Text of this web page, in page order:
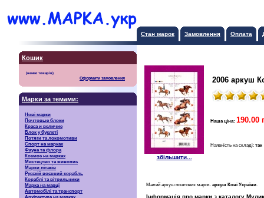
Стан марок Замовлення Оплата
Кошик
Оформити замовлення
Марки за темами:
Нові марки
Почтовые блоки
Краса и величие
Блок у буклеті
Потяги та локомотиви
Спорт на марках
Фауна та флора
Космос на марках
Мистецтво та живопис
Марки літаків
Русскiй воєнний корабль
Кораблі та вітрильники
Марка на марці
Автомобілі та транспорт
Архітектура на марках
збільшити...
2006 аркуш
Наша ціна: 190.00
Наявність на складі: так
Малий аркуш поштових марок. аркуш Коні України
Інформація про марки з каталогу